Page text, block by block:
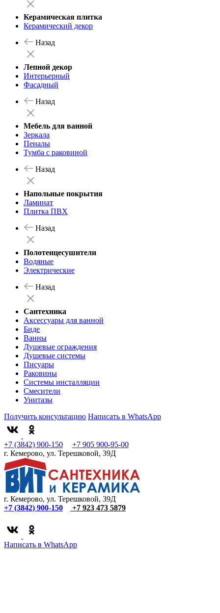
Керамическая плитка
Керамический декор
Назад
Лепной декор
Интерьерный
Фасадный
Назад
Мебель для ванной
Зеркала
Пеналы
Тумба с раковиной
Назад
Напольные покрытия
Ламинат
Плитка ПВХ
Назад
Полотенцесушители
Водяные
Электрические
Назад
Сантехника
Аксессуары для ванной
Биде
Ванны
Душевые ограждения
Душевые системы
Писуары
Раковины
Системы инсталляции
Смесители
Унитазы
Получить консультацию Написать в WhatsApp
+7 (3842) 900-150
+7 905 900-95-00
г. Кемерово, ул. Терешковой, 39Д
г. Кемерово, ул. Терешковой, 39Д
+7 (3842) 900-150
+7 923 473 5879
Написать в WhatsApp